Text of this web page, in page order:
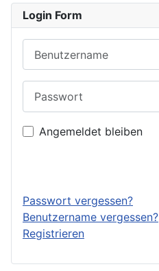
Login Form
Angemeldet bleiben
Passwort vergessen?
Benutzername vergessen?
Registrieren